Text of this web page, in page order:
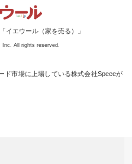
イエウール（家を売る）」
All rights reserved.
ド市場に上場している株式会社Speeeが